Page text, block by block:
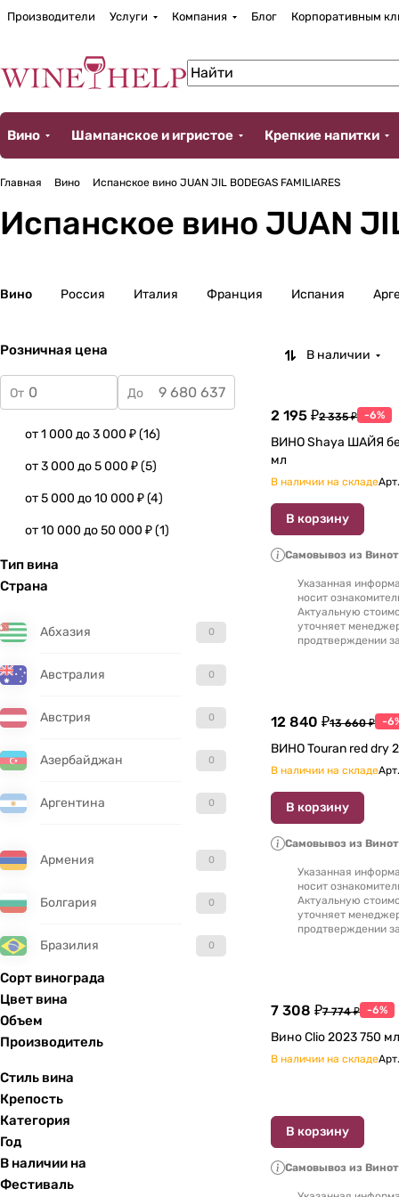
Производители Услуги Компания Блог Корпоративным
Вино Шампанское и игристое Крепкие напитки
Главная Вино Испанское вино JUAN JIL BODEGAS FAMILIARES
Испанское вино JUAN
Вино Россия Италия Франция Испания
Розничная цена
От До
от 1 000 до 3 000 ₽(16)
от 3 000 до 5 000 ₽(5)
от 5 000 до 10 000 ₽(4)
от 10 000 до 50 000 ₽(1)
Тип вина
Страна
Абхазия 0
Австралия 0
Австрия 0
Азербайджан 0
Аргентина 0
Армения 0
Болгария 0
Бразилия 0
Великобритания
Гватемала
Германия
Греция
Сорт винограда
Цвет вина
Объем
Производитель
Стиль вина
Крепость
Категория
Год
В наличии на
Фестиваль
В наличии
2 195 ₽2 335 ₽ -6%
ВИНО Shaya ШАЙЯ
мл
В наличии на складеАрт.
В корзину
Самовывоз из
Указанная
носит
Актуальную
уточняет
продтверждении
12 840 ₽13 660 ₽ -
В наличии на складеАрт.
В корзину
Самовывоз из
Указанная
носит
Актуальную
уточняет
продтверждении
7 308 ₽7 774 ₽ -6%
В наличии на складеАрт.
В корзину
Самовывоз из